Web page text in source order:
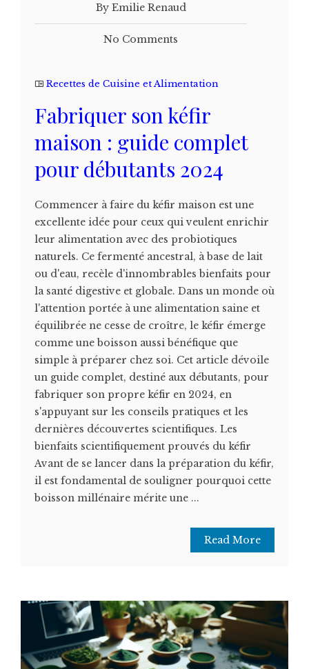
By Emilie Renaud
No Comments
Recettes de Cuisine et Alimentation
Fabriquer son kéfir
maison : guide complet
pour débutants 2024
Commencer à faire du kéfir maison est une
excellente idée pour ceux qui veulent enrichir
leur alimentation avec des probiotiques
naturels. Ce fermenté ancestral, à base de lait
ou d'eau, recèle d'innombrables bienfaits pour
la santé digestive et globale. Dans un monde où
l'attention portée à une alimentation saine et
équilibrée ne cesse de croître, le kéfir émerge
comme une boisson aussi bénéfique que
simple à préparer chez soi. Cet article dévoile
un guide complet, destiné aux débutants, pour
fabriquer son propre kéfir en 2024, en
s'appuyant sur les conseils pratiques et les
dernières découvertes scientifiques. Les
bienfaits scientifiquement prouvés du kéfir
Avant de se lancer dans la préparation du kéfir,
il est fondamental de souligner pourquoi cette
boisson millénaire mérite une ...
Read More